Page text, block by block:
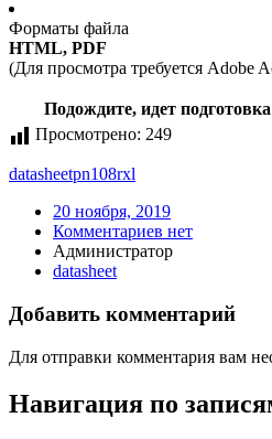
Форматы файла
HTML, PDF
(Для просмотра требуется Adobe
Подождите, идет
Просмотрено: 249
datasheetpn108rxl
20 ноября, 2019
Комментариев нет
Администратор
datasheet
Добавить комментарий
Для отправки комментария вам
Навигация по